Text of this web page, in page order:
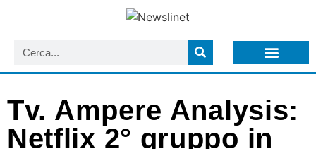
Tv. Ampere Analysis:
Netflix 2° gruppo in